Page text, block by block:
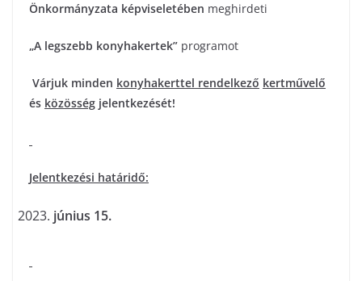
Önkormányzata képviseletében meghirdeti
„A legszebb konyhakertek” programot
Várjuk minden konyhakerttel rendelkező kertművelő
és közösség jelentkezését!
Jelentkezési határidő:
június 15.